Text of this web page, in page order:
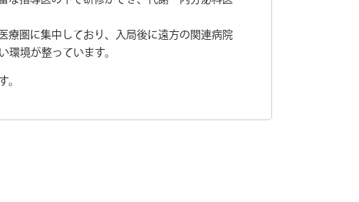
療圏に集中しており、入局後に遠方の関連病院
境が整っています。